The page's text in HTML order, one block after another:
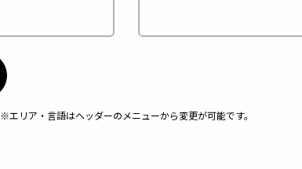
※エリア・言語はヘッダーのメニューから変更が可能です。